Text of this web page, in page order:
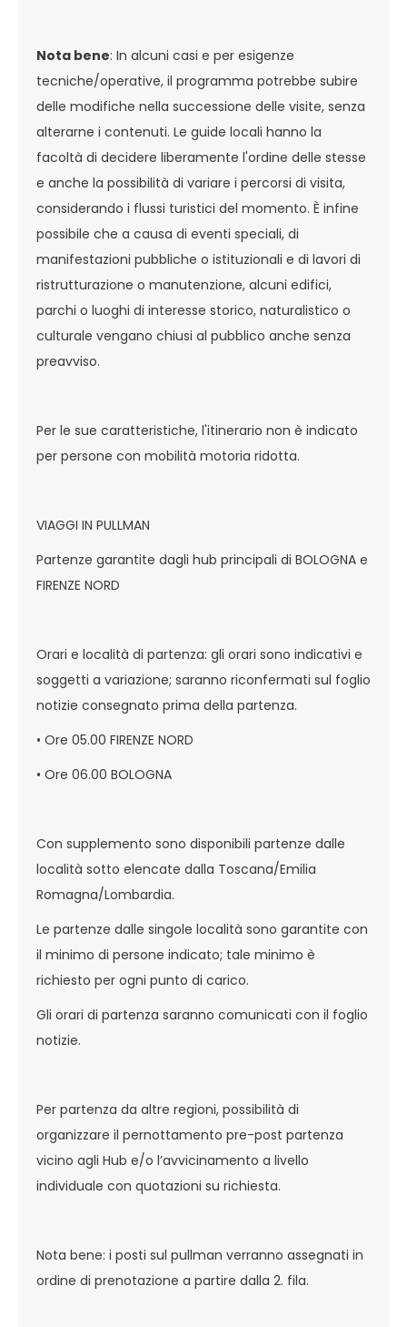
Nota bene: In alcuni casi e per esigenze
tecniche/operative, il programma potrebbe subire
delle modifiche nella successione delle visite, senza
alterarne i contenuti. Le guide locali hanno la
facoltà di decidere liberamente l'ordine delle stesse
e anche la possibilità di variare i percorsi di visita,
considerando i flussi turistici del momento. È infine
possibile che a causa di eventi speciali, di
manifestazioni pubbliche o istituzionali e di lavori di
ristrutturazione o manutenzione, alcuni edifici,
parchi o luoghi di interesse storico, naturalistico o
culturale vengano chiusi al pubblico anche senza
preavviso.
Per le sue caratteristiche, l'itinerario non è indicato
per persone con mobilità motoria ridotta.
VIAGGI IN PULLMAN
Partenze garantite dagli hub principali di BOLOGNA e
FIRENZE NORD
Orari e località di partenza: gli orari sono indicativi e
soggetti a variazione; saranno riconfermati sul foglio
notizie consegnato prima della partenza.
• Ore 05.00 FIRENZE NORD
• Ore 06.00 BOLOGNA
Con supplemento sono disponibili partenze dalle
località sotto elencate dalla Toscana/Emilia
Romagna/Lombardia.
Le partenze dalle singole località sono garantite con
il minimo di persone indicato; tale minimo è
richiesto per ogni punto di carico.
Gli orari di partenza saranno comunicati con il foglio
notizie.
Per partenza da altre regioni, possibilità di
organizzare il pernottamento pre-post partenza
vicino agli Hub e/o l’avvicinamento a livello
individuale con quotazioni su richiesta.
Nota bene: i posti sul pullman verranno assegnati in
ordine di prenotazione a partire dalla 2. fila.